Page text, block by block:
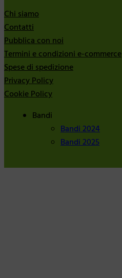
Chi siamo
Contatti
Pubblica con noi
Termini e condizioni e-commerce
Spese di spedizione
Privacy Policy
Cookie Policy
Bandi
Bandi 2024
Bandi 2025